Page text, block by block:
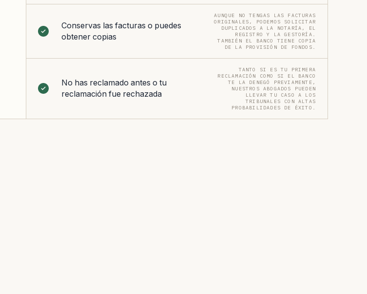
Conservas las facturas o puedes
obtener copias
AUNQUE NO TENGAS LAS FACTURAS
ORIGINALES, PODEMOS SOLICITAR
DUPLICADOS A LA NOTARÍA, EL
REGISTRO Y LA GESTORÍA.
TAMBIÉN EL BANCO TIENE COPIA
DE LA PROVISIÓN DE FONDOS.
No has reclamado antes o tu
reclamación fue rechazada
TANTO SI ES TU PRIMERA
RECLAMACIÓN COMO SI EL BANCO
TE LA DENEGÓ PREVIAMENTE,
NUESTROS ABOGADOS PUEDEN
LLEVAR TU CASO A LOS
TRIBUNALES CON ALTAS
PROBABILIDADES DE ÉXITO.